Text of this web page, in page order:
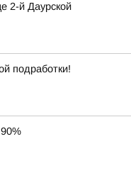
2-й Даурской
подработки!